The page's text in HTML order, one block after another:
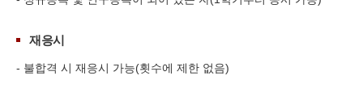
재응시
- 불합격 시 재응시 가능(횟수에 제한 없음)